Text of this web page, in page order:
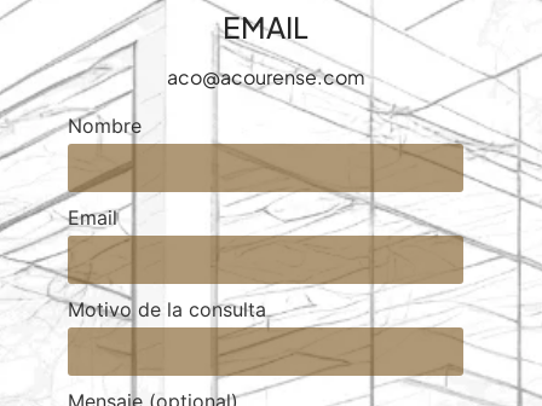
EMAIL
aco@acourense.com
Nombre
Email
Motivo de la consulta